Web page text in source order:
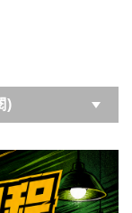
)